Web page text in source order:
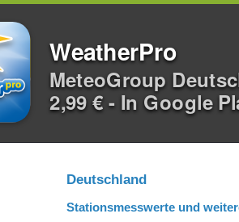
WeatherPro
MeteoGroup
2,99 € - In Google
Deutschland
Stationsmesswerte und